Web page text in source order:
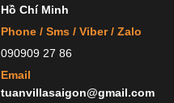
Hồ Chí Minh
Phone / Sms / Viber / Zalo
090909 27 86
Email
tuanvillasaigon@gmail.com